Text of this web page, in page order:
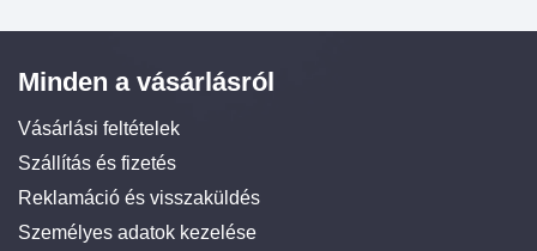
Minden a vásárlásról
Vásárlási feltételek
Szállítás és fizetés
Reklamáció és visszaküldés
Személyes adatok kezelése